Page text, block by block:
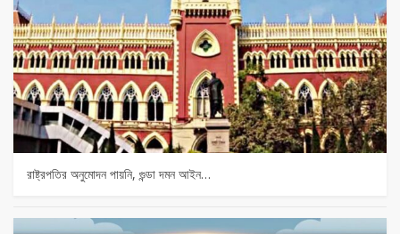
রাষ্ট্রপতির অনুমোদন পায়নি, গুন্ডা দমন আইন…